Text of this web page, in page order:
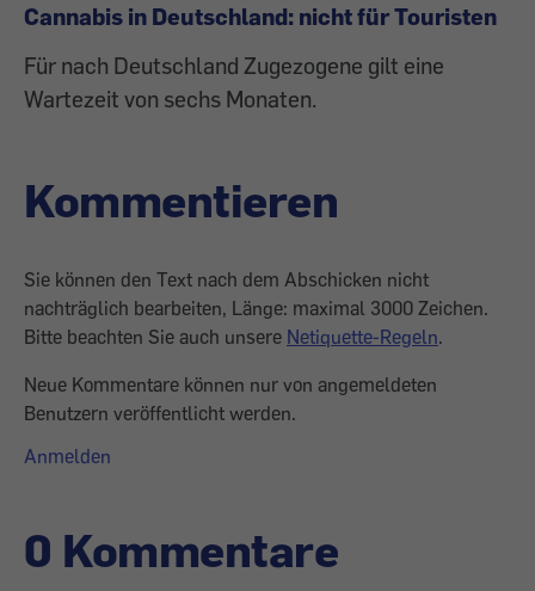
Cannabis in Deutschland: nicht für Touristen
Für nach Deutschland Zugezogene gilt eine
Wartezeit von sechs Monaten.
Kommentieren
Sie können den Text nach dem Abschicken nicht
nachträglich bearbeiten, Länge: maximal 3000 Zeichen.
Bitte beachten Sie auch unsere Netiquette-Regeln.
Neue Kommentare können nur von angemeldeten
Benutzern veröffentlicht werden.
Anmelden
0 Kommentare